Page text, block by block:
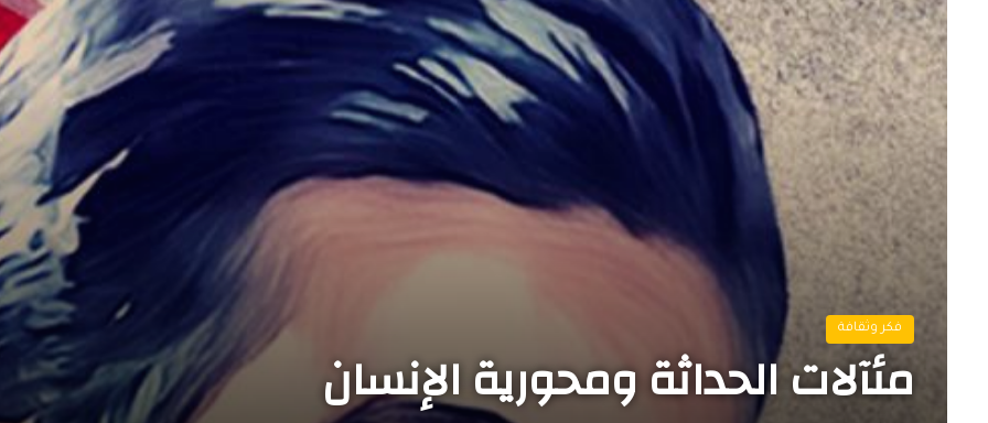
فكر وثقافة
مئآلات الحداثة ومحورية الإنسان